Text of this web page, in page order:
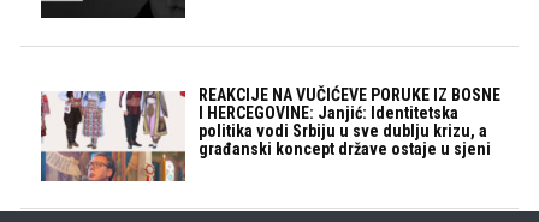
REAKCIJE NA VUČIĆEVE PORUKE IZ BOSNE
I HERCEGOVINE: Janjić: Identitetska
politika vodi Srbiju u sve dublju krizu, a
građanski koncept države ostaje u sjeni